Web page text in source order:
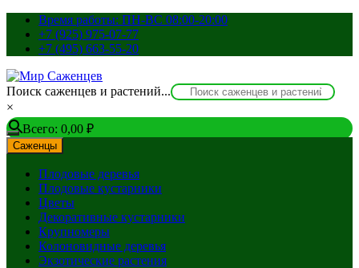
Перейти
содержимому
Время работы: ПН-ВС 08:00-20:00
+7 (925) 975-07-77
+7 (495) 663-55-20
Поиск саженцев и растений...
×
Всего: 0,00 ₽
Саженцы
Плодовые деревья
Плодовые кустарники
Цветы
Декоративные кустарники
Крупномеры
Колоновидные деревья
Экзотические растения